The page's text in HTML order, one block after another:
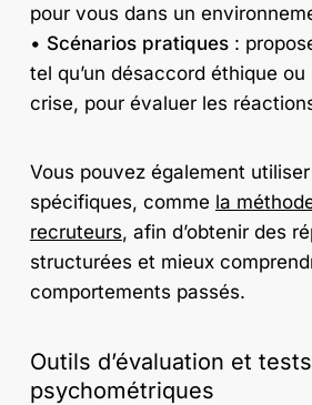
pour vous dans un
• Scénarios pratiques:
tel qu’un désaccord éthique
crise, pour évaluer les
Vous pouvez également
spécifiques, comme la
recruteurs, afin d’obtenir des
structurées et mieux
comportements passés.
Outils d’évaluation et tests
psychométriques